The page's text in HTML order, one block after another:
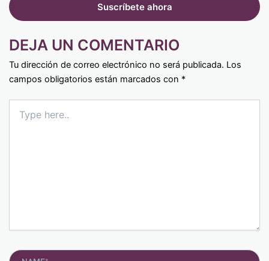
DEJA UN COMENTARIO
Tu dirección de correo electrónico no será publicada. Los
campos obligatorios están marcados con *
here..
Name*